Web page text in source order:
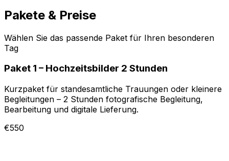
Pakete & Preise
Wählen Sie das passende Paket für Ihren besonderen
Tag
Paket 1 – Hochzeitsbilder 2 Stunden
Kurzpaket für standesamtliche Trauungen oder kleinere
Begleitungen – 2 Stunden fotografische Begleitung,
Bearbeitung und digitale Lieferung.
€550